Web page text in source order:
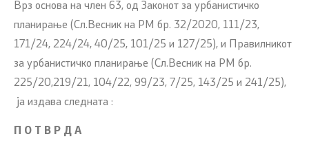
Врз основа на член 63, од Законот за урбанистичко
планирање (Сл.Весник на РМ бр. 32/2020, 111/23,
171/24, 224/24, 40/25, 101/25 и 127/25), и Правилникот
за урбанистичко планирање (Сл.Весник на РМ бр.
225/20,219/21, 104/22, 99/23, 7/25, 143/25 и 241/25),
ја издава следната :
П О Т В Р Д А